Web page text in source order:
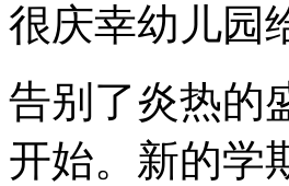
很庆幸幼儿园
告别了炎热的
开始。新的学